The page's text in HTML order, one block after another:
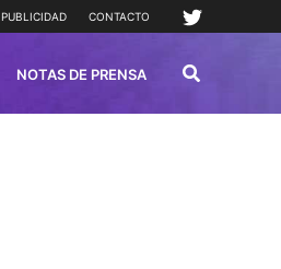
PUBLICIDAD CONTACTO
NOTAS DE PRENSA